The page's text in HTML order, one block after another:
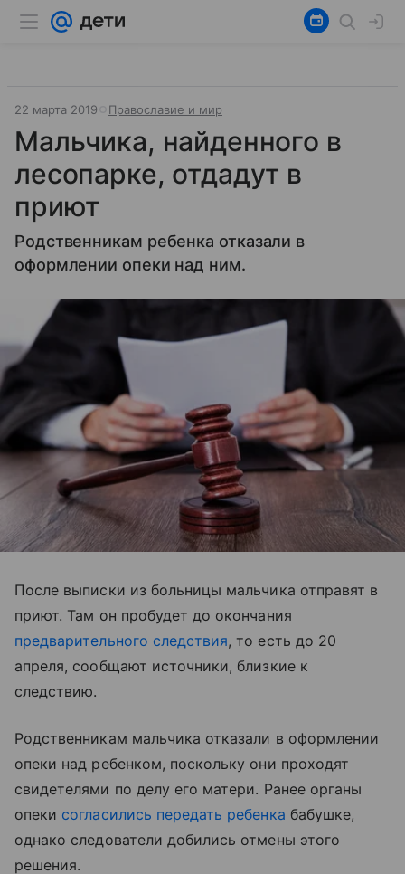
22 марта 2019 Православие и мир
Мальчика, найденного в
лесопарке, отдадут в
приют
Родственникам ребенка отказали в
оформлении опеки над ним.
После выписки из больницы мальчика отправят в
приют. Там он пробудет до окончания
предварительного следствия, то есть до 20
апреля, сообщают источники, близкие к
следствию.
Родственникам мальчика отказали в оформлении
опеки над ребенком, поскольку они проходят
свидетелями по делу его матери. Ранее органы
опеки согласились передать ребенка бабушке,
однако следователи добились отмены этого
решения.